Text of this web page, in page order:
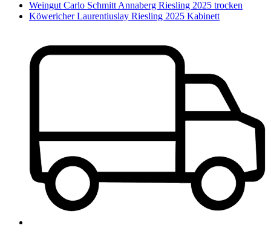
Weingut Carlo Schmitt Annaberg Riesling 2025 trocken
Köwericher Laurentiuslay Riesling 2025 Kabinett